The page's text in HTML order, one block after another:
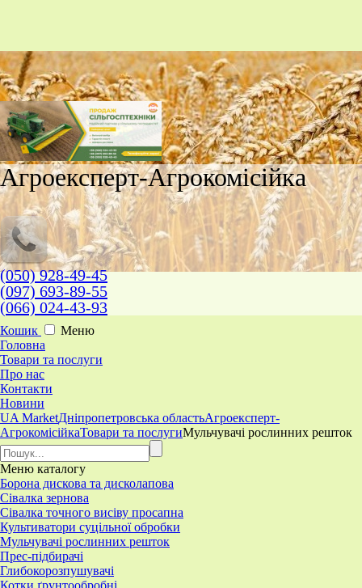
Агроексперт-Агрокомісійка
(050) 928-49-45
(097) 693-89-55
(066) 024-43-93
Кошик
Меню
Головна
Товари та послуги
Про нас
Контакти
Новини
UA MarketДніпропетровська областьАгроексперт-
АгрокомісійкаТовари та послугиМульчувачі рослинних решток
Меню каталогу
Борона дискова та дисколапова
Сівалка зернова
Сівалка точного висіву просапна
Культиватори суцільної обробки
Мульчувачі рослинних решток
Прес-підбирачі
Глибокорозпушувачі
Котки ґрунтообробні